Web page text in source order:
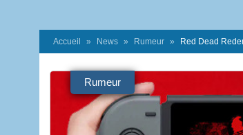
Accueil News Rumeur Red Dead
Rumeur